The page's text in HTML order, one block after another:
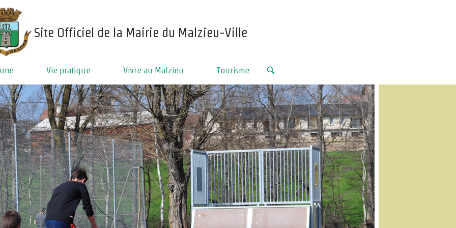
Site Officiel de la Mairie du Malzieu-Ville
Vie pratique Vivre au Malzieu Tourisme
OPEN
BAR